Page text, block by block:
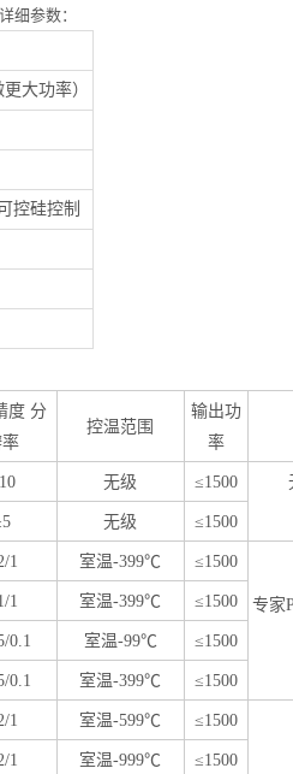
详细参数：
大功率）
控硅控制
度 分
控温范围
输出功
率
无级 ≤1500
无级 ≤1500
1 室温-399℃ ≤1500
专家
1 室温-399℃ ≤1500
0.1 室温-99℃ ≤1500
0.1 室温-399℃ ≤1500
1 室温-599℃
≤1500
1 室温-999℃ ≤1500